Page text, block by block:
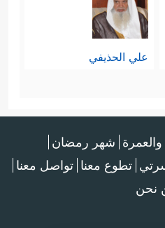
علي الحذيفي
شهر رمضان
تطوع معنا تواصل معنا
نحن